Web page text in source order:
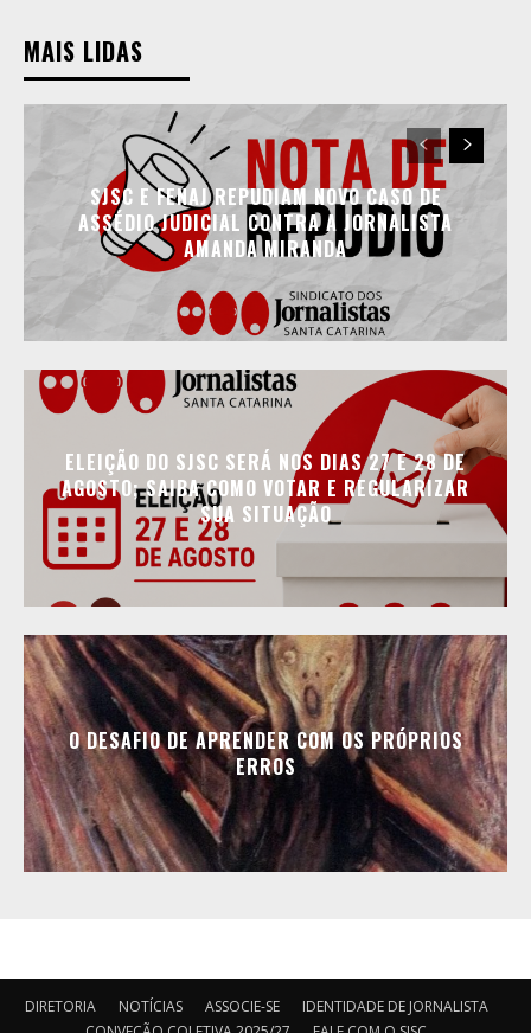
MAIS LIDAS
SJSC E FENAJ REPUDIAM NOVO CASO DE
ASSÉDIO JUDICIAL CONTRA A JORNALISTA
AMANDA MIRANDA
ELEIÇÃO DO SJSC SERÁ NOS DIAS 27 E 28 DE
AGOSTO; SAIBA COMO VOTAR E REGULARIZAR
SUA SITUAÇÃO
O DESAFIO DE APRENDER COM OS PRÓPRIOS
ERROS
DIRETORIA NOTÍCIAS ASSOCIE-SE
IDENTIDADE DE JORNALISTA